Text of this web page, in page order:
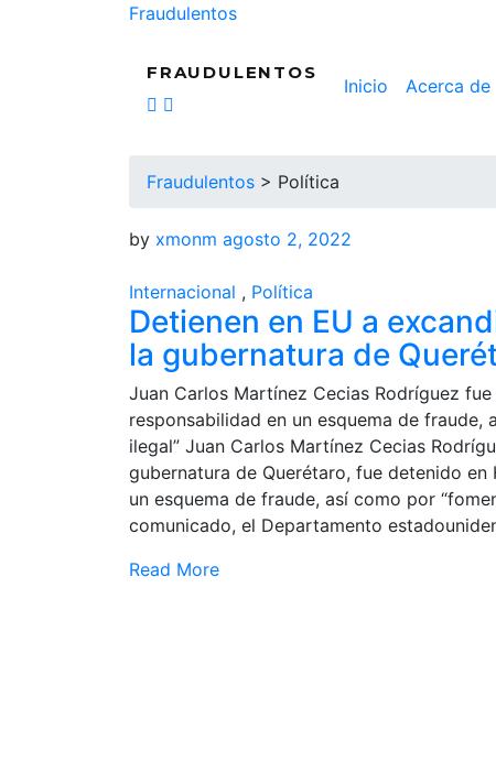
Fraudulentos
FRAUDULENTOS
Inicio Acerca de
Fraudulentos > Política
by xmonm agosto 2, 2022
Internacional , Política
Detienen en EU a
la gubernatura de
Juan Carlos Martínez Cecias Rodríguez
responsabilidad en un esquema de
ilegal” Juan Carlos Martínez Cecias
gubernatura de Querétaro, fue detenido
un esquema de fraude, así como por
comunicado, el Departamento
Read More